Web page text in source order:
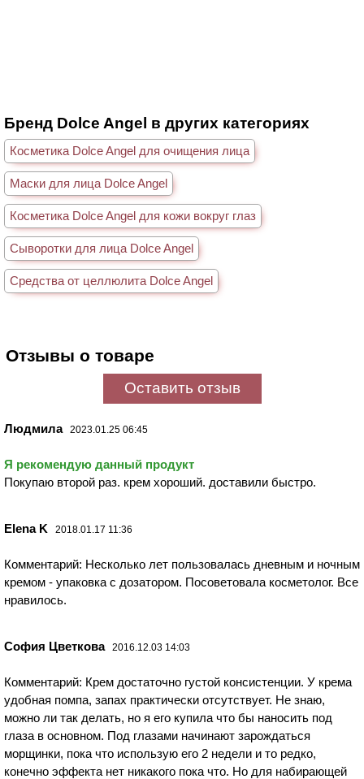
Бренд Dolce Angel в других категориях
Косметика Dolce Angel для очищения лица
Маски для лица Dolce Angel
Косметика Dolce Angel для кожи вокруг глаз
Сыворотки для лица Dolce Angel
Средства от целлюлита Dolce Angel
Отзывы о товаре
Оставить отзыв
Людмила 2023.01.25 06:45
Я рекомендую данный продукт
Покупаю второй раз. крем хороший. доставили быстро.
Elena K 2018.01.17 11:36
Комментарий: Несколько лет пользовалась дневным и ночным
кремом - упаковка с дозатором. Посоветовала косметолог. Все
нравилось.
София Цветкова 2016.12.03 14:03
Комментарий: Крем достаточно густой консистенции. У крема
удобная помпа, запах практически отсутствует. Не знаю,
можно ли так делать, но я его купила что бы наносить под
глаза в основном. Под глазами начинают зарождаться
морщинки, пока что использую его 2 недели и то редко,
конечно эффекта нет никакого пока что. Но для набирающей